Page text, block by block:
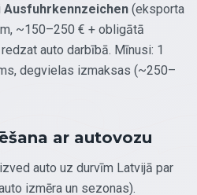
Ausfuhrkennzeichen (eksporta
~150–250 € + obligātā
auto darbībā. Mīnusi: 1
degvielas izmaksas (~250–
ar autovozu
auto uz durvīm Latvijā par
izmēra un sezonas).